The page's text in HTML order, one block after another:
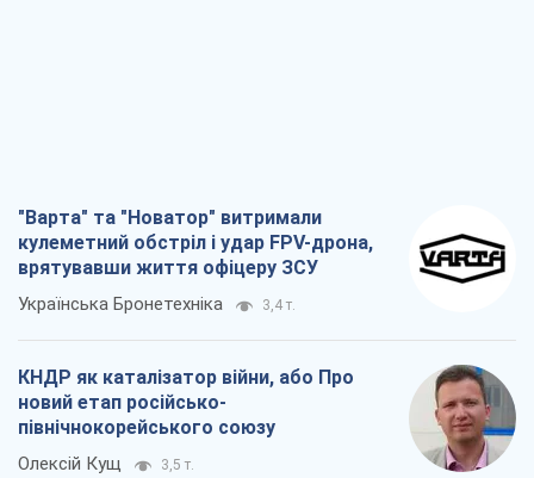
"Варта" та "Новатор" витримали
кулеметний обстріл і удар FPV-дрона,
врятувавши життя офіцеру ЗСУ
Українська Бронетехніка 3,4 т.
КНДР як каталізатор війни, або Про
новий етап російсько-
північнокорейського союзу
Олексій Кущ 3,5 т.